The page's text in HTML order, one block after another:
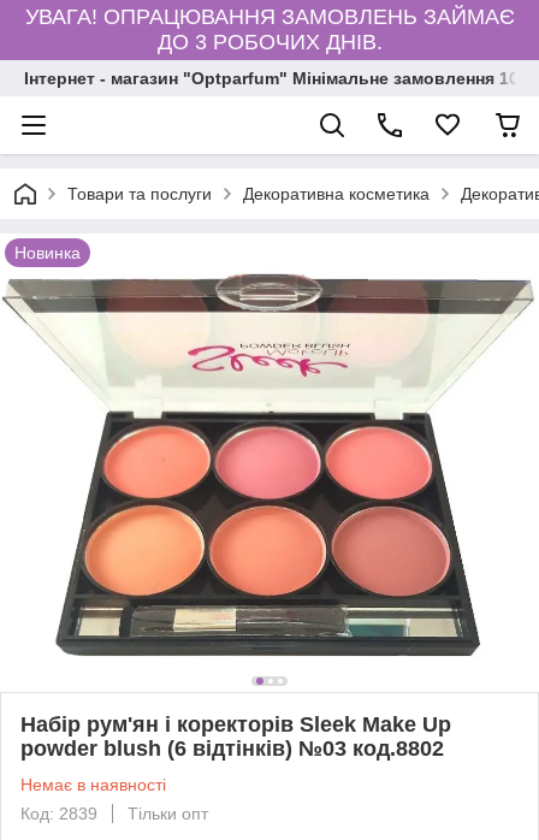
УВАГА! ОПРАЦЮВАННЯ ЗАМОВЛЕНЬ ЗАЙМАЄ
ДО 3 РОБОЧИХ ДНІВ.
Інтернет - магазин "Optparfum" Мінімальне замовлення
Товари та послуги Декоративна косметика
Новинка
Набір рум'ян і коректорів Sleek Make Up
powder blush (6 відтінків) №03 код.8802
Немає в наявності
Код: 2839
Тільки опт